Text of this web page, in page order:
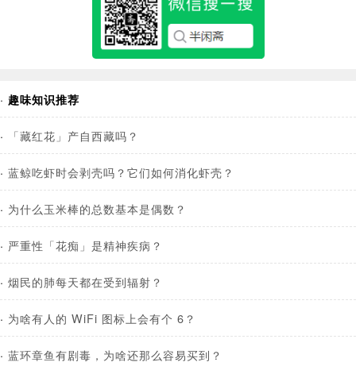
· 趣味知识推荐
· 「藏红花」产自西藏吗？
· 蓝鲸吃虾时会剥壳吗？它们如何消化虾壳？
· 为什么玉米棒的总数基本是偶数？
· 严重性「花痴」是精神疾病？
· 烟民的肺每天都在受到辐射？
· 为啥有人的 WiFi 图标上会有个 6？
· 蓝环章鱼有剧毒，为啥还那么容易买到？